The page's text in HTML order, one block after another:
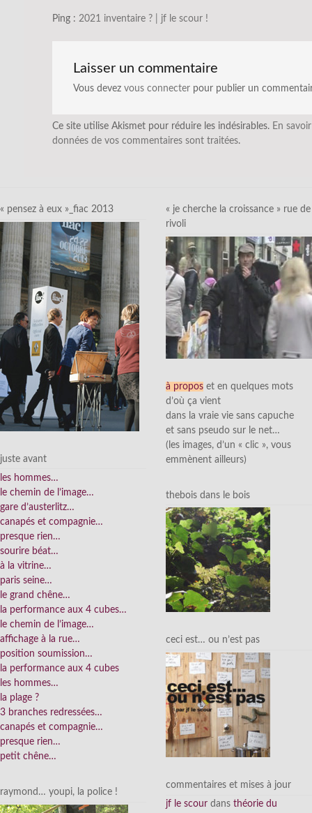
Ping : 2021 inventaire ? | jf le scour !
Laisser un commentaire
Vous devez vous connecter pour publier un
Ce site utilise Akismet pour réduire les indésirables. En
données de vos commentaires sont traitées.
« pensez à eux »_fiac 2013
juste avant
les hommes…
le chemin de l’image…
gare d’austerlitz…
canapés et compagnie…
presque rien…
sourire béat…
à la vitrine…
paris seine…
le grand chêne…
la performance aux 4 cubes…
le chemin de l’image…
affichage à la rue…
position soumission…
la performance aux 4 cubes
les hommes…
la plage ?
3 branches redressées…
canapés et compagnie…
presque rien…
petit chêne…
raymond… youpi, la police !
« je cherche la croissance » rue de
rivoli
à propos et en quelques mots
d’où ça vient
dans la vraie vie sans capuche
et sans pseudo sur le net…
(les images, d’un « clic », vous
emmènent ailleurs)
thebois dans le bois
ceci est… ou n’est pas
commentaires et mises à jour
jf le scour dans théorie du